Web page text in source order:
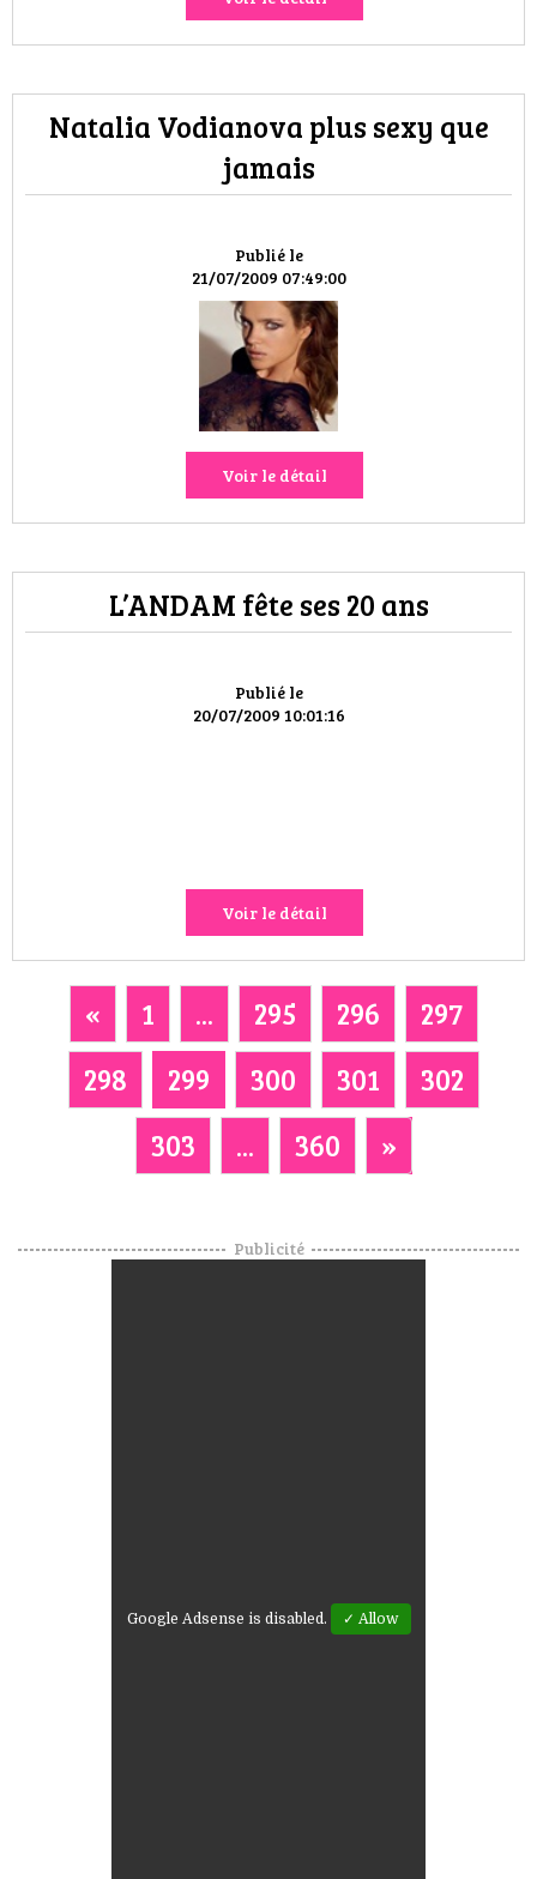
Publié le
21/07/2009 07:49:00
Natalia Vodianova plus sexy que
jamais
Voir le détail
Publié le
20/07/2009 10:01:16
L’ANDAM fête ses 20 ans
Voir le détail
« 1 ... 295 296
297
298
299 300 301
302
303
... 360 »
Publicité
Google Adsense is disabled. ✓ Allow